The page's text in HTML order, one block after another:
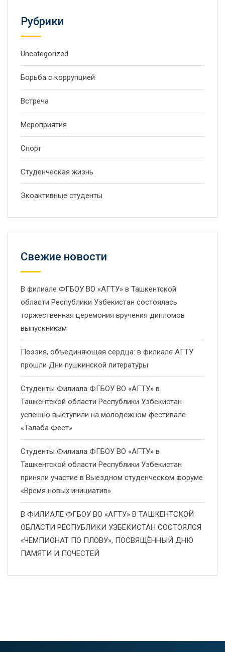
Рубрики
Uncategorized
Борьба с коррупцией
Встреча
Мероприятия
Спорт
Студенческая жизнь
Экоактивные студенты
Свежие новости
В филиале ФГБОУ ВО «АГТУ» в Ташкентской
области Республики Узбекистан состоялась
торжественная церемония вручения дипломов
выпускникам
Поэзия, объединяющая сердца: в филиале АГТУ
прошли Дни пушкинской литературы
Студенты Филиала ФГБОУ ВО «АГТУ» в
Ташкентской области Республики Узбекистан
успешно выступили на молодежном фестивале
«Талаба Фест»
Студенты Филиала ФГБОУ ВО «АГТУ» в
Ташкентской области Республики Узбекистан
приняли участие в Выездном студенческом форуме
«Время новых инициатив»
В ФИЛИАЛЕ ФГБОУ ВО «АГТУ» В ТАШКЕНТСКОЙ
ОБЛАСТИ РЕСПУБЛИКИ УЗБЕКИСТАН СОСТОЯЛСЯ
«ЧЕМПИОНАТ ПО ПЛОВУ», ПОСВЯЩЁННЫЙ ДНЮ
ПАМЯТИ И ПОЧЕСТЕЙ